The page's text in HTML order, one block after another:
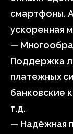
смартфоны.
ускоренная
—
Поддержка
платежных
банковские
т.д.
— Надёжная